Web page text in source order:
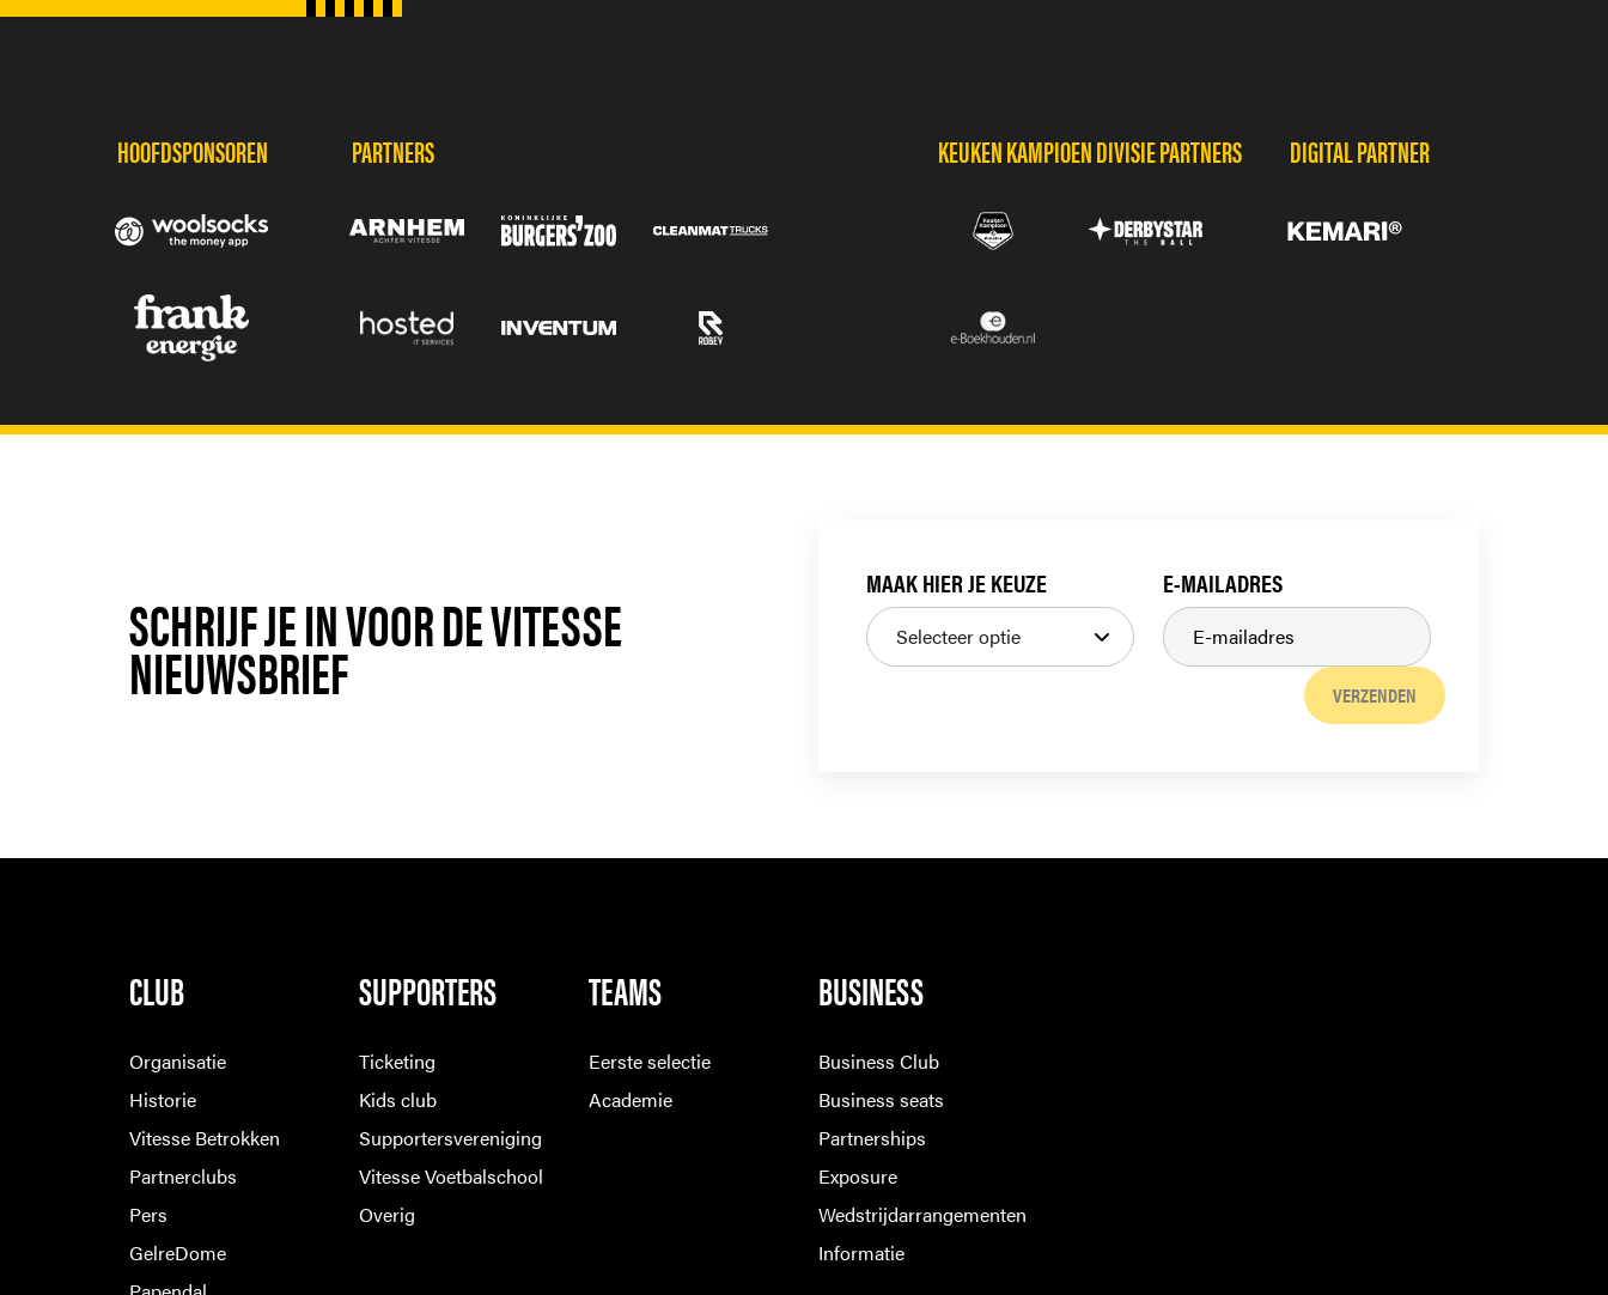
SPONSORSHOOFDSPONSOREN PARTNERS KEUKEN KAMPIOEN DIVISIE PARTNERS DIGITAL PARTNER
SCHRIJF JE IN VOOR DE VITESSE
NIEUWSBRIEF
MAAK HIER JE KEUZE E-MAILADRES
VERZENDEN
CLUB
Organisatie
Historie
Vitesse Betrokken
Partnerclubs
Pers
GelreDome
SUPPORTERS
Ticketing
Kids club
Supportersvereniging
Vitesse Voetbalschool
Overig
TEAMS
Eerste selectie
Academie
BUSINESS
Business Club
Business seats
Partnerships
Exposure
Wedstrijdarrangementen
Informatie